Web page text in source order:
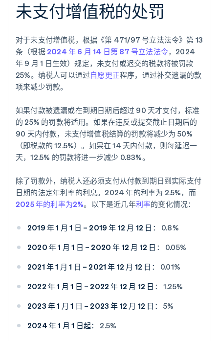
未支付增值税的处罚
对于未支付增值税，根据《第 471/97 号立法法令》第 13
条（根据 2024 年 6 月 14 日第 87 号立法法令，2024
年 9 月 1 日生效）规定，未支付或迟交的税款将被罚款
25%。纳税人可以通过自愿更正程序，通过补交遗漏的款
项来减少罚款。
如果付款被遗漏或在到期日期后超过 90 天才支付，标准
的 25% 的罚款将适用。如果在违反或提交截止日期后的
90 天内付款，未支付增值税结算的罚款将减少为 50%
（即税款的 12.5%）。如果在 14 天内付款，则每延迟一
天，12.5% 的罚款将进一步减少 0.83%。
除了罚款外，纳税人还必须支付从付款到期日到实际支付
日期的法定年利率的利息。2024 年的利率为 2.5%，而
2025 年的利率为2%。以下是近几年利率的变化情况：
2019 年 1 月 1 日 – 2019 年 12 月 12 日：
0.8%
2020 年 1 月 1 日 – 2020 年 12 月 12 日：
0.05%
2021 年 1 月 1 日 – 2021 年 12 月 12 日：
0.01%
2022 年 1 月 1 日 – 2022 年 12 月 12 日：
1.25%
2023 年 1 月 1 日 – 2023 年 12 月 12 日：
5%
2024 年 1 月 1 日起：
2.5%
阿联酋